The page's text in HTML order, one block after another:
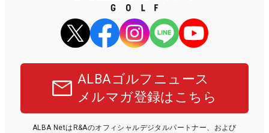
ALBAゴルフニュース
メルマガ登録はこちら
ALBA NetはR&Aのオフィシャルデジタルパートナー、および